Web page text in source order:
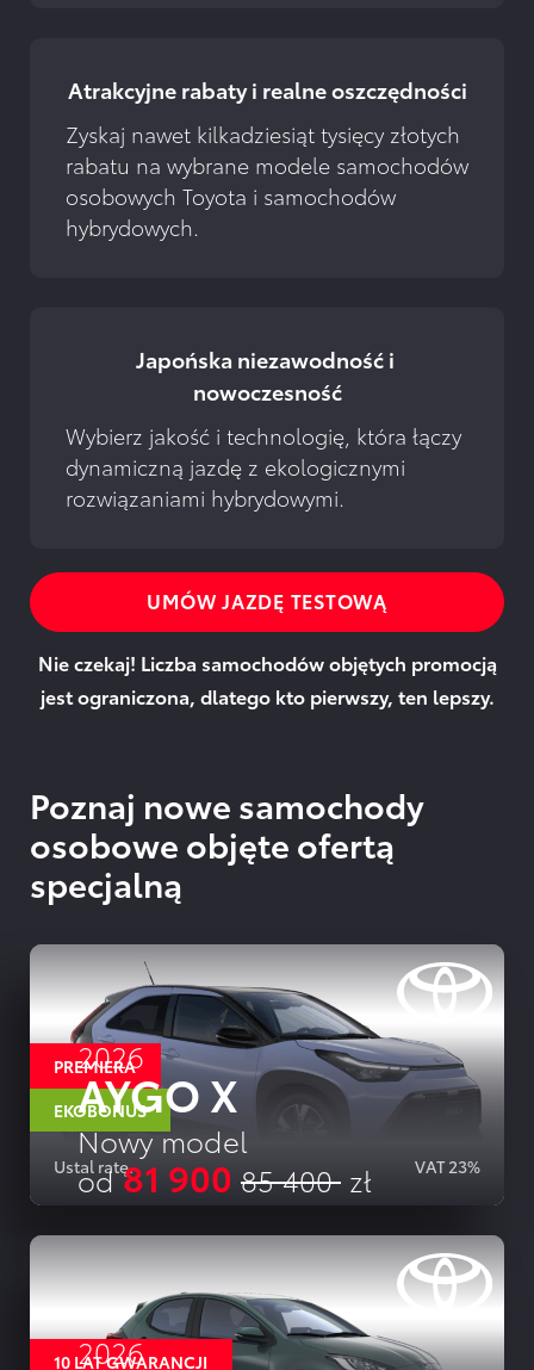
Atrakcyjne rabaty i realne oszczędności
Zyskaj nawet kilkadziesiąt tysięcy złotych
rabatu na wybrane modele samochodów
osobowych Toyota i samochodów
hybrydowych.
Japońska niezawodność i
nowoczesność
Wybierz jakość i technologię, która łączy
dynamiczną jazdę z ekologicznymi
rozwiązaniami hybrydowymi.
UMÓW JAZDĘ TESTOWĄ
Nie czekaj! Liczba samochodów objętych promocją
jest ograniczona, dlatego kto pierwszy, ten lepszy.
Poznaj nowe samochody
osobowe objęte ofertą
specjalną
PREMIERA
EKOBONUS
2026
AYGO X
Nowy model
od81 900 85 400 zł
SZCZEGOLY OFERTY
Ustal ratę. VAT 23%
10 LAT GWARANCJI
2026